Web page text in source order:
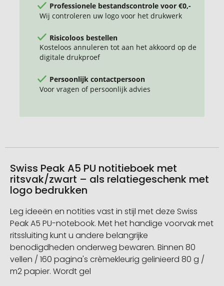
Professionele bestandscontrole voor €0,-
Wij controleren uw logo voor het drukwerk
Risicoloos bestellen
Kosteloos annuleren tot aan het akkoord op de
digitale drukproef
Persoonlijk contactpersoon
Voor vragen of persoonlijk advies
Swiss Peak A5 PU notitieboek met
ritsvak/zwart – als relatiegeschenk met
logo bedrukken
Leg ideeën en notities vast in stijl met deze Swiss
Peak A5 PU-notebook. Met het handige voorvak met
ritssluiting kunt u andere belangrijke
benodigdheden onderweg bewaren. Binnen 80
vellen / 160 pagina's crèmekleurig gelinieerd 80 g /
m2 papier. Wordt gel